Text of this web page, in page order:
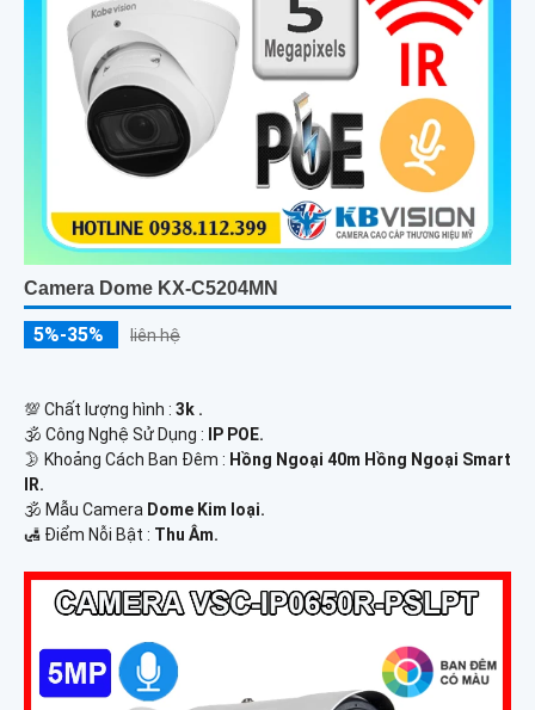
Camera Dome KX-C5204MN
5%-35% liên hệ
💯 Chất lượng hình : 3k .
🕉️ Công Nghệ Sử Dụng :
IP POE.
🌛 Khoảng Cách Ban Đêm : Hồng Ngoại 40m Hồng Ngoại Smart
IR.
🕉️ Mẫu Camera Dome Kim loại.
️🛃 Điểm Nỗi Bật : Thu Âm.